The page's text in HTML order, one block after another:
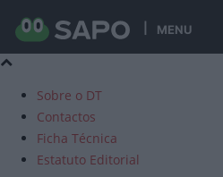
MENU
Sobre o DT
Contactos
Ficha Técnica
Estatuto Editorial